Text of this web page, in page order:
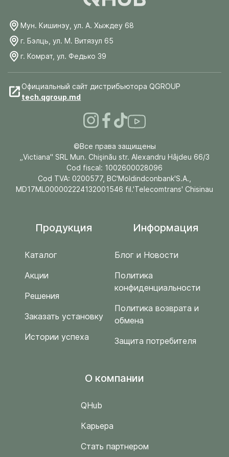
Мун. Кишинэу, ул. А. Хыждеу 68
г. Бэлць, ул. М. Витязул 65
г. Комрат, ул. Федько 39
Официальный сайт дистрибьютора QGROUP
tech.qgroup.md
©Все права защищены
„Victiana" SRL Mun. Chişinău str. Alexandru Hâjdeu 66/3
Cod fiscal: 1002600028096
Cod TVA: 0200577, BC'Moldindconbank'S.A.,
MD17ML000002224132001546 fil.'Telecomtrans' Chisinau
Продукция
Каталог
Акции
Решения
Заказать установку
Истории успеха
Информация
Блог и Новости
Политика
конфиденциальности
Политика возврата и
обмена
Защита потребителя
O компании
QHub
Карьера
Стать партнером